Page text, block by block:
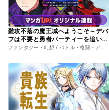
難攻不落の魔王城へようこそ～デバ
フは不要と勇者パーティーを追い出
された黒魔導士、魔王軍の最高幹部
ファンタジー・幻想 / バトル・格闘・アクション